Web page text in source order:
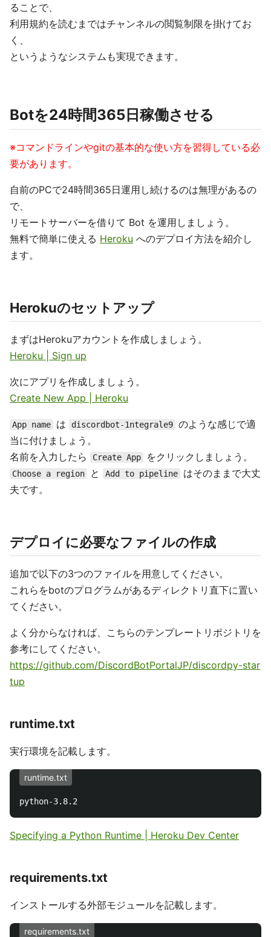
ることで、
利用規約を読むまではチャンネルの閲覧制限を掛けてお
く、
というようなシステムも実現できます。
Botを24時間365日稼働させる
※コマンドラインやgitの基本的な使い方を習得している必
要があります。
自前のPCで24時間365日運用し続けるのは無理があるの
で、
リモートサーバーを借りて Bot を運用しましょう。
無料で簡単に使える Heroku へのデプロイ方法を紹介し
ます。
Herokuのセットアップ
まずはHerokuアカウントを作成しましょう。
Heroku | Sign up
次にアプリを作成しましょう。
Create New App | Heroku
App name は discordbot-1ntegrale9 のような感じで適
当に付けましょう。
名前を入力したら
Create App をクリックしましょう。
Choose a region と Add to pipeline
はそのままで大丈
夫です。
デプロイに必要なファイルの作成
追加で以下の3つのファイルを用意してください。
これらをbotのプログラムがあるディレクトリ直下に置い
てください。
よく分からなければ、こちらのテンプレートリポジトリを
参考にしてください。
https://github.com/DiscordBotPortalJP/discordpy-star
tup
runtime.txt
実行環境を記載します。
runtime.txt
Specifying a Python Runtime | Heroku Dev Center
requirements.txt
インストールする外部モジュールを記載します。
requirements.txt